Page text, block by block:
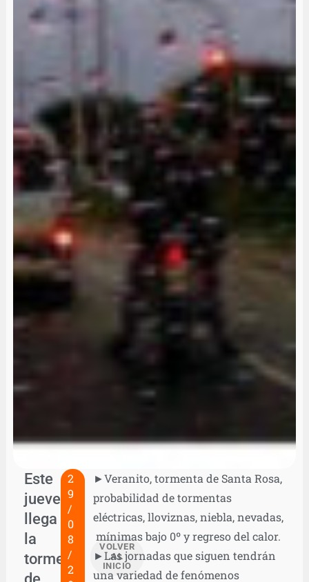
Este
jueves
llega
la
tormenta
2
9
/
0
8
/
2
VOLVER
AL
INICIO
►Veranito, tormenta de Santa Rosa,
probabilidad de tormentas
eléctricas, lloviznas, niebla, nevadas,
mínimas bajo 0º y regreso del calor.
►Las jornadas que siguen tendrán
una variedad de fenómenos